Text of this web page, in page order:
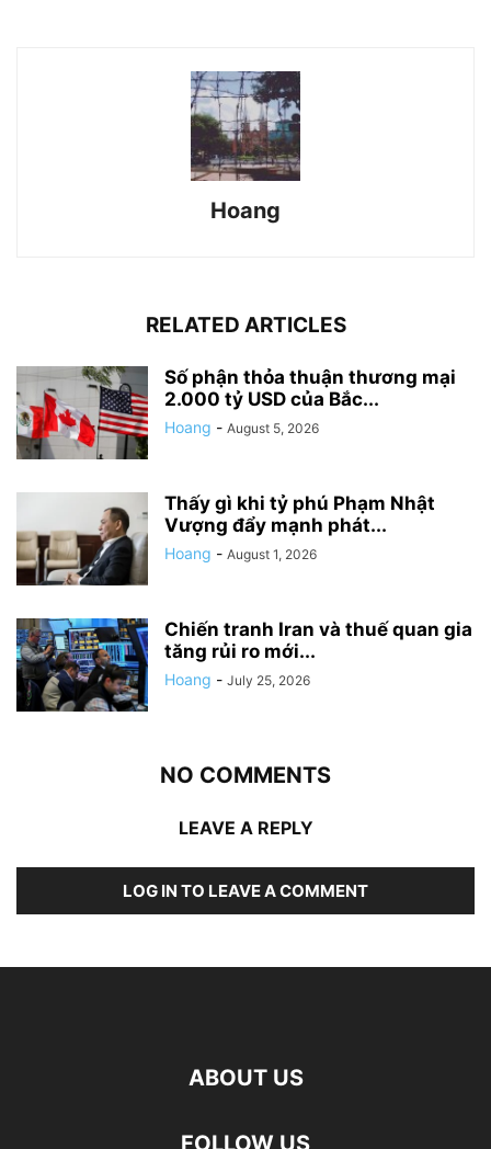
Hoang
RELATED ARTICLES
Số phận thỏa thuận thương mại
2.000 tỷ USD của Bắc...
Hoang - August 5, 2026
Thấy gì khi tỷ phú Phạm Nhật
Vượng đẩy mạnh phát...
Hoang - August 1, 2026
Chiến tranh Iran và thuế quan gia
tăng rủi ro mới...
Hoang - July 25, 2026
NO COMMENTS
LEAVE A REPLY
LOG IN TO LEAVE A COMMENT
ABOUT US
FOLLOW US